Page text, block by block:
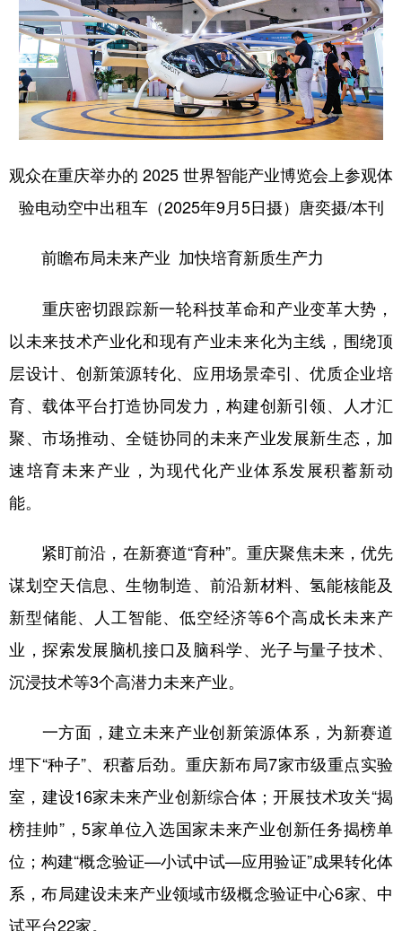
观众在重庆举办的 2025 世界智能产业博览会上参观体
验电动空中出租车（2025年9月5日摄）唐奕摄/本刊
前瞻布局未来产业 加快培育新质生产力
重庆密切跟踪新一轮科技革命和产业变革大势，
以未来技术产业化和现有产业未来化为主线，围绕顶
层设计、创新策源转化、应用场景牵引、优质企业培
育、载体平台打造协同发力，构建创新引领、人才汇
聚、市场推动、全链协同的未来产业发展新生态，加
速培育未来产业，为现代化产业体系发展积蓄新动
能。
紧盯前沿，在新赛道“育种”。重庆聚焦未来，优先
谋划空天信息、生物制造、前沿新材料、氢能核能及
新型储能、人工智能、低空经济等6个高成长未来产
业，探索发展脑机接口及脑科学、光子与量子技术、
沉浸技术等3个高潜力未来产业。
一方面，建立未来产业创新策源体系，为新赛道
埋下“种子”、积蓄后劲。重庆新布局7家市级重点实验
室，建设16家未来产业创新综合体；开展技术攻关“揭
榜挂帅”，5家单位入选国家未来产业创新任务揭榜单
位；构建“概念验证—小试中试—应用验证”成果转化体
系，布局建设未来产业领域市级概念验证中心6家、中
试平台22家。